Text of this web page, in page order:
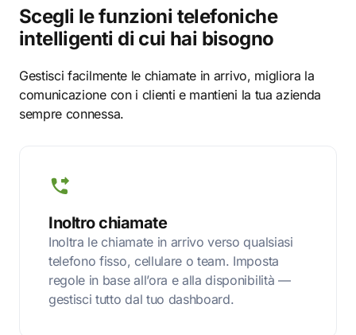
Scegli le funzioni telefoniche
intelligenti di cui hai bisogno
Gestisci facilmente le chiamate in arrivo, migliora la
comunicazione con i clienti e mantieni la tua azienda
sempre connessa.
Inoltro chiamate
Inoltra le chiamate in arrivo verso qualsiasi
telefono fisso, cellulare o team. Imposta
regole in base all’ora e alla disponibilità —
gestisci tutto dal tuo dashboard.